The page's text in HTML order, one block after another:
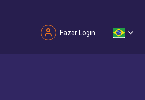
Fazer Login